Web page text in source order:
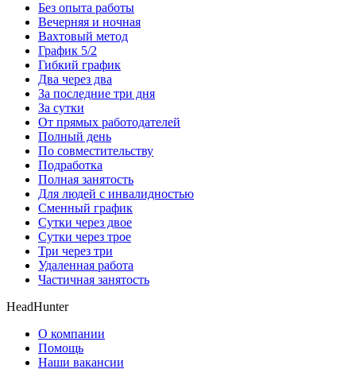
Без опыта работы
Вечерняя и ночная
Вахтовый метод
График 5/2
Гибкий график
Два через два
За последние три дня
За сутки
От прямых работодателей
Полный день
По совместительству
Подработка
Полная занятость
Для людей с инвалидностью
Сменный график
Сутки через двое
Сутки через трое
Три через три
Удаленная работа
Частичная занятость
HeadHunter
О компании
Помощь
Наши вакансии